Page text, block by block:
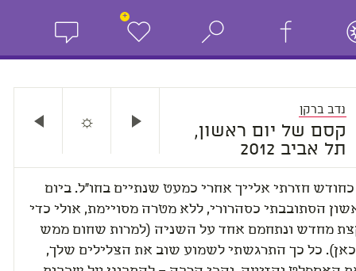
+
נדב ברקן
קסם של יום ראשון,
תל אביב 2012
☼
כחודש חזרתי אלייך אחרי כמעט שנתיים בחו"ל. ביום
הסתובבתי כסהרורי, ללא מטרה מסויימת, אולי כדי
מחדש ונתחמם אחד על השניה (למרות שחום ממש
כל כך התרגשתי לשמוע שוב את הצלילים שלך,